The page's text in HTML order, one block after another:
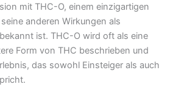
mit THC-O, einem einzigartigen
anderen Wirkungen als
ist. THC-O wird oft als eine
Form von THC beschrieben und
das sowohl Einsteiger als auch